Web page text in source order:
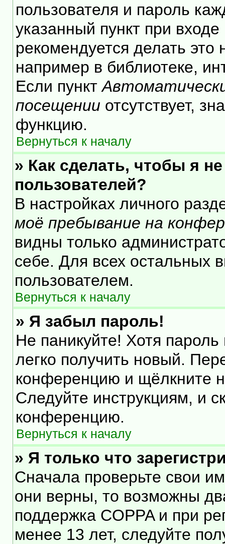
пользователя и пароль
указанный пункт при
рекомендуется делать
например в библиотеке,
Если пункт
посещении отсутствует,
функцию.
Вернуться к началу
» Как сделать, чтобы я
пользователей?
В настройках личного
моё пребывание на
видны только
себе. Для всех остальных
пользователем.
Вернуться к началу
» Я забыл пароль!
Не паникуйте! Хотя
легко получить новый.
конференцию и щёлкните
Следуйте инструкциям, и
конференцию.
Вернуться к началу
» Я только что
Сначала проверьте свои
они верны, то возможны
поддержка COPPA и при
менее 13 лет, следуйте